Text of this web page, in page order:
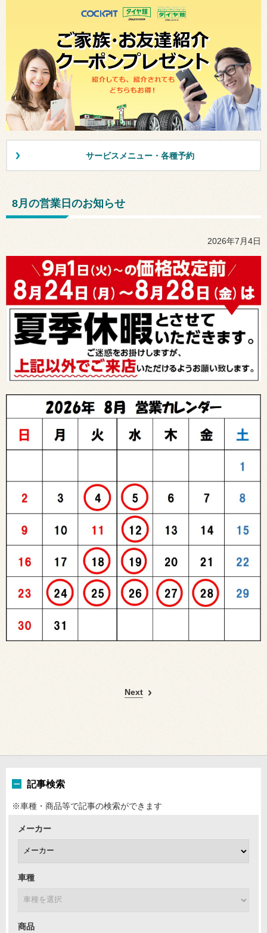
サービスメニュー・各種予約
8月の営業日のお知らせ
2026年7月4日
Next
記事検索
※車種・商品等で記事の検索ができます
メーカー
車種
商品